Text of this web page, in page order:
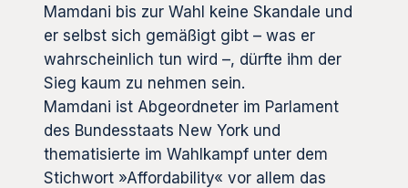
Mamdani bis zur Wahl keine Skandale und
er selbst sich gemäßigt gibt – was er
wahrscheinlich tun wird –, dürfte ihm der
Sieg kaum zu nehmen sein.
Mamdani ist Abgeordneter im Parlament
des Bundesstaats New York und
thematisierte im Wahlkampf unter dem
Stichwort »Affordability« vor allem das